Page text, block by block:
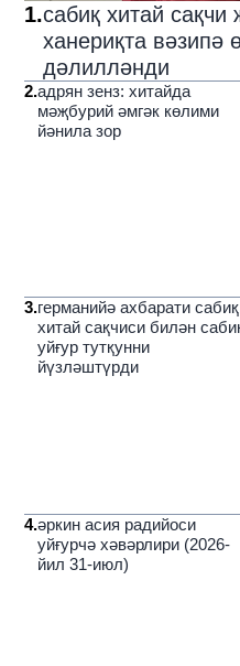
1.сабиқ хитай сақчи
ханериқта вәзипә
дәлилләнди
2.адрян зенз: хитайда
мәҗбурий әмгәк көлими
йәнила зор
3.германийә ахбарати сабиқ
хитай сақчиси билән
уйғур тутқунни
йүзләштүрди
4.әркин асия радийоси
уйғурчә хәвәрлири (2026-
йил 31-июл)